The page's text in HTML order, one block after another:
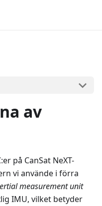
av
:er på CanSat NeXT-
vi använde i förra
measurement unit
IMU, vilket betyder